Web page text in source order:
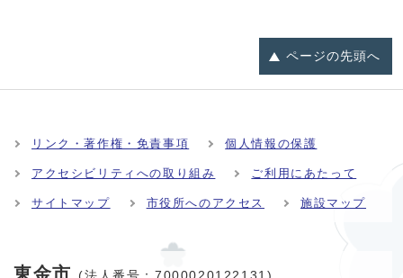
ページの先頭へ
リンク・著作権・免責事項 個人情報の保護
アクセシビリティへの取り組み ご利用にあたって
サイトマップ 市役所へのアクセス 施設マップ
東金市